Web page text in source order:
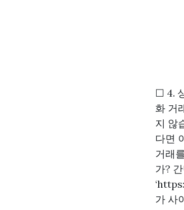
☐ 4.
화 거
지 않
다면
거래
가?
가 사